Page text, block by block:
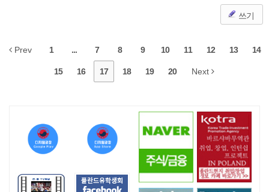
쓰기
Prev 1 ... 7 8 9 10 11 12 13 14
15 16 17 18 19 20 Next